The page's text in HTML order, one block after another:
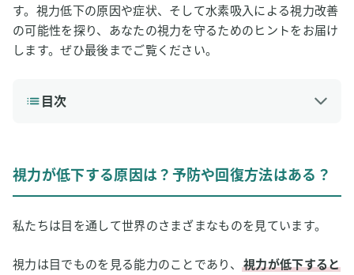
す。視力低下の原因や症状、そして水素吸入による視力改善
の可能性を探り、あなたの視力を守るためのヒントをお届け
します。ぜひ最後までご覧ください。
目次
水素水の目薬が網膜へのダメージを抑える
視力が低下する原因は？予防や回復方法はある？
私たちは目を通して世界のさまざまなものを見ています。
視力は目でものを見る能力のことであり、視力が低下すると